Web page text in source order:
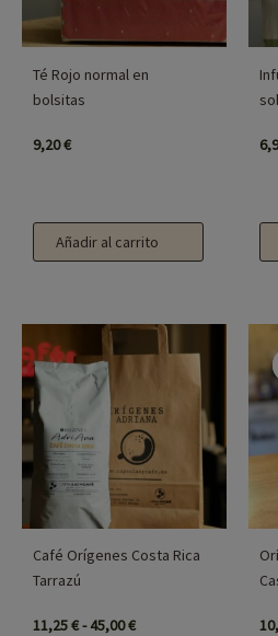
Té Rojo normal en
bolsitas
9,20€
Añadir al carrito
Café Orígenes Costa Rica
Tarrazú
11,25€- 45,00€
Rango
de
11,25 €
hasta
45,00 €
Este
producto
tiene
múltiples
variantes.
Las
opciones
se
pueden
elegir
se